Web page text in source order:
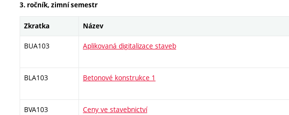
3. ročník, zimní semestr
Zkratka Název
BUA103 Aplikovaná digitalizace staveb
BLA103 Betonové konstrukce 1
BVA103 Ceny ve stavebnictví